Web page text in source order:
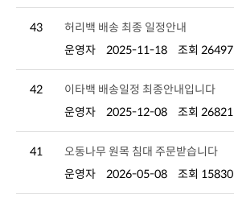
43
허리백 배송 최종 일정안내
운영자
2025-11-18 조회 26497
42
이타백 배송일정 최종안내입니다
운영자
2025-12-08 조회 26821
41
오동나무 원목 침대 주문받습니다
운영자
2026-05-08 조회 15830